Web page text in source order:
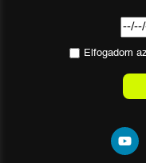
Elfogadom az